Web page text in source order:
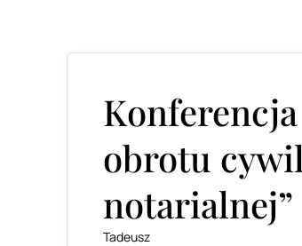
Konferencja
obrotu
notarialnej”
Tadeusz